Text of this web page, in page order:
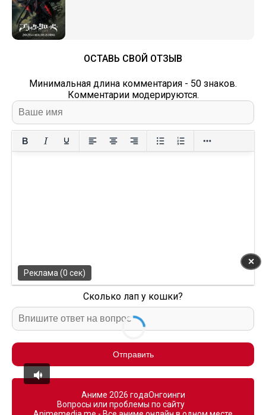
ОСТАВЬ СВОЙ ОТЗЫВ
Минимальная длина комментария - 50 знаков.
Комментарии модерируются.
Сколько лап у кошки?
Отправить
Аниме 2026 годаОнгоинги
Вопросы или проблемы по сайту
✕
Реклама (0 сек)